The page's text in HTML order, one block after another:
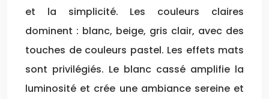
et la simplicité. Les couleurs claires
dominent : blanc, beige, gris clair, avec des
touches de couleurs pastel. Les effets mats
sont privilégiés. Le blanc cassé amplifie la
luminosité et crée une ambiance sereine et